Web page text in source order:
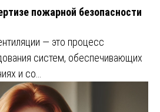
пожарной безопасности
— это процесс
систем, обеспечивающих
и со…